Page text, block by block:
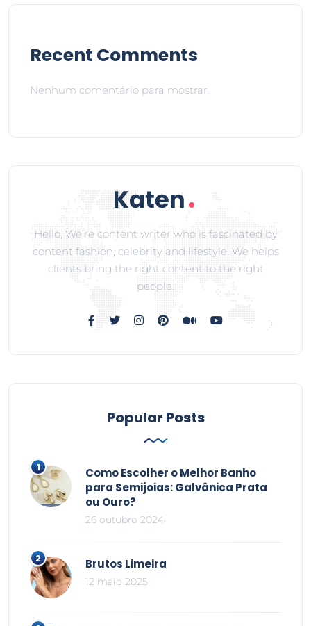
Recent Comments
Nenhum comentário para mostrar.
Hello, We’re content writer who is fascinated by
content fashion, celebrity and lifestyle. We helps
clients bring the right content to the right
people.
Popular Posts
Como Escolher o Melhor Banho
para Semijoias: Galvânica Prata
ou Ouro?
26 outubro 2024
Brutos Limeira
12 maio 2025